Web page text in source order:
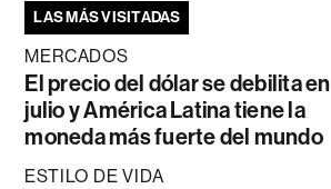
LAS MÁS VISITADAS
MERCADOS
El precio del dólar se debilita en
julio y América Latina tiene la
moneda más fuerte del mundo
ESTILO DE VIDA